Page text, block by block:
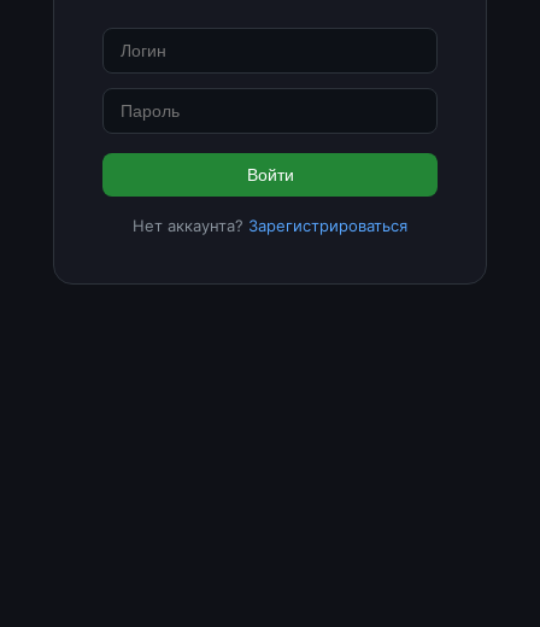
Войти
Нет аккаунта? Зарегистрироваться